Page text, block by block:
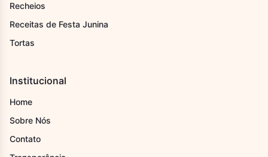
Recheios
Receitas de Festa Junina
Tortas
Institucional
Home
Sobre Nós
Contato